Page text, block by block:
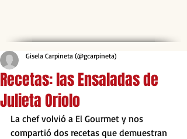
Recetas: las Ensaladas de
Julieta Oriolo
Gisela Carpineta (@gcarpineta)
La chef volvió a El Gourmet y nos
compartió dos recetas que demuestran